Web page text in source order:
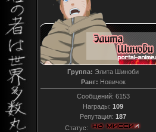
Группа: Элита Шиноби
Ранг: Новичок
Сообщений: 6153
Награды: 109
Репутация: 187
Статус: